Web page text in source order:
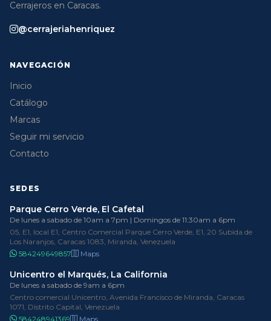
Cerrajeros en Caracas.
@cerrajeriahenriquez
NAVEGACIÓN
Inicio
Catálogo
Marcas
Seguir mi servicio
Contacto
SEDES
Parque Cerro Verde, El Cafetal
De lunes a sabado de 10am a 7pm | Domingos de 11:30am a 6pm
05, E1, local E1, Centro Comercial Parque Cerro Verde, E1, 20 Subida de
Los Naranjos, Caracas 1083, Miranda, Venezuela
584249649857
Maps
Unicentro el Marqués, La California
De lunes a sabado de 9am a 6pm
Centro comercial Unicentro, Avenida Francisco de Miranda, Caracas
1071, Distrito Capital, Venezuela
584248941369
Maps